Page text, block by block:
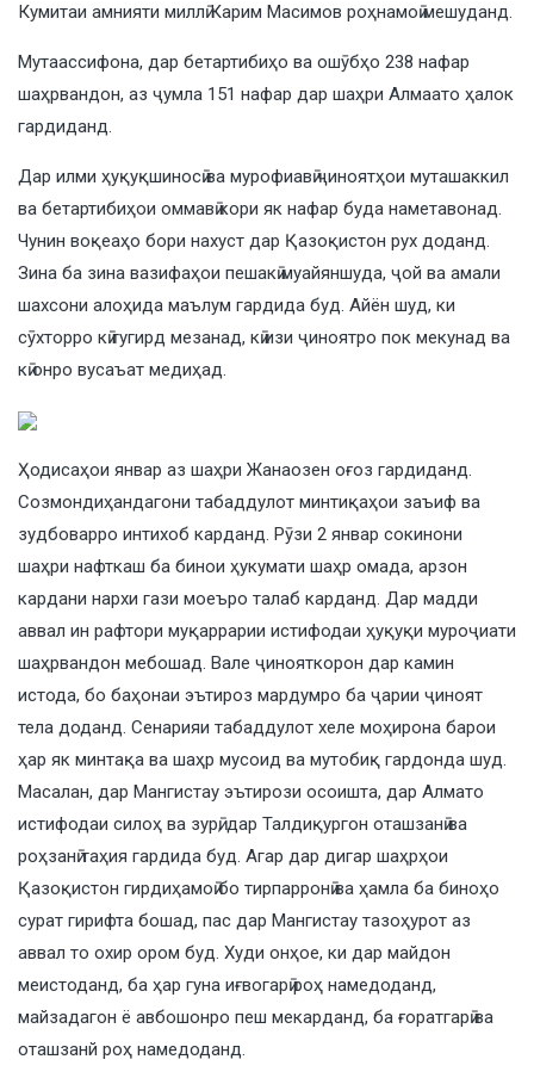
Кумитаи амнияти миллӣ Карим Масимов роҳнамоӣ мешуданд.
Мутаассифона, дар бетартибиҳо ва ошӯбҳо 238 нафар
шаҳрвандон, аз ҷумла 151 нафар дар шаҳри Алмаато ҳалок
гардиданд.
Дар илми ҳуқуқшиносӣ ва мурофиавӣ ҷиноятҳои муташаккил
ва бетартибиҳои оммавӣ кори як нафар буда наметавонад.
Чунин воқеаҳо бори нахуст дар Қазоқистон рух доданд.
Зина ба зина вазифаҳои пешакӣ муайяншуда, ҷой ва амали
шахсони алоҳида маълум гардида буд. Айён шуд, ки
сӯхторро кӣ гугирд мезанад, кӣ изи ҷиноятро пок мекунад ва
кӣ онро вусаъат медиҳад.
Ҳодисаҳои январ аз шаҳри Жанаозен оғоз гардиданд.
Созмондиҳандагони табаддулот минтиқаҳои заъиф ва
зудбоварро интихоб карданд. Рӯзи 2 январ сокинони
шаҳри нафткаш ба бинои ҳукумати шаҳр омада, арзон
кардани нархи гази моеъро талаб карданд. Дар мадди
аввал ин рафтори муқаррарии истифодаи ҳуқуқи муроҷиати
шаҳрвандон мебошад. Вале ҷинояткорон дар камин
истода, бо баҳонаи эътироз мардумро ба ҷарии ҷиноят
тела доданд. Сенарияи табаддулот хеле моҳирона барои
ҳар як минтақа ва шаҳр мусоид ва мутобиқ гардонда шуд.
Масалан, дар Мангистау эътирози осоишта, дар Алмато
истифодаи силоҳ ва зурӣ, дар Талдиқургон оташзанӣ ва
роҳзанӣ таҳия гардида буд. Агар дар дигар шаҳрҳои
Қазоқистон гирдиҳамоӣ бо тирпарронӣ ва ҳамла ба биноҳо
сурат гирифта бошад, пас дар Мангистау тазоҳурот аз
аввал то охир ором буд. Худи онҳое, ки дар майдон
меистоданд, ба ҳар гуна иғвогарӣ роҳ намедоданд,
майзадагон ё авбошонро пеш мекарданд, ба ғоратгарӣ ва
оташзанй роҳ намедоданд.